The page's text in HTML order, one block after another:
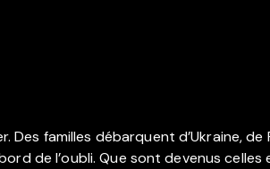
familles débarquent d’Ukraine, de
de l’oubli. Que sont devenus